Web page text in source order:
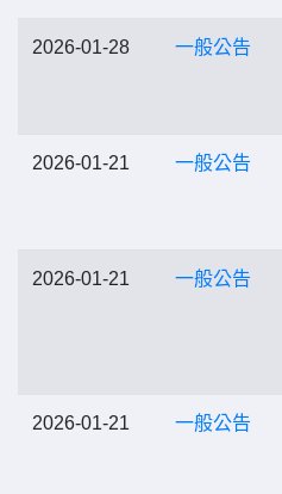
2026-01-28 一般公告
2026-01-21 一般公告
2026-01-21 一般公告
2026-01-21 一般公告